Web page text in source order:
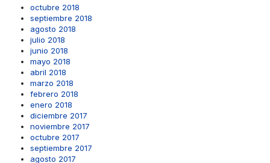
octubre 2018
septiembre 2018
agosto 2018
julio 2018
junio 2018
mayo 2018
abril 2018
marzo 2018
febrero 2018
enero 2018
diciembre 2017
noviembre 2017
octubre 2017
septiembre 2017
agosto 2017